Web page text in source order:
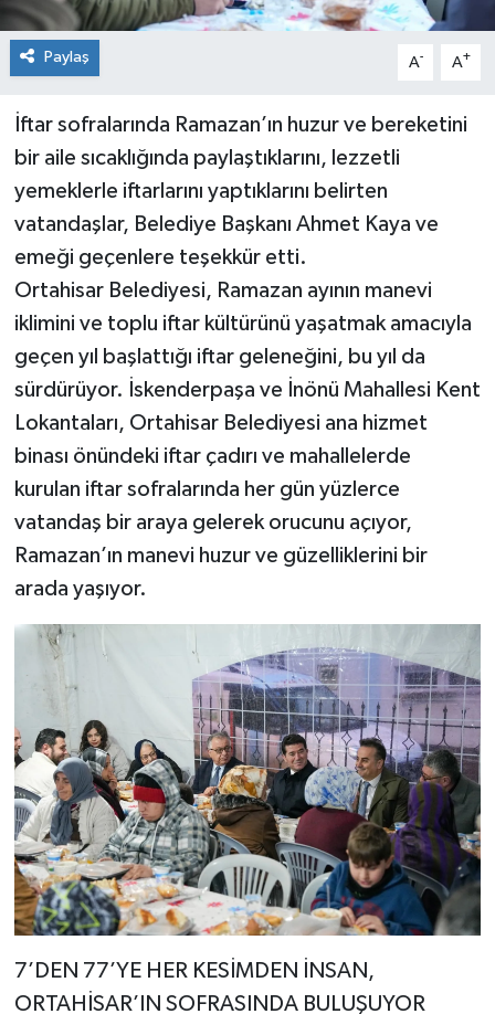
Paylaş A- A+
İftar sofralarında Ramazan’ın huzur ve bereketini
bir aile sıcaklığında paylaştıklarını, lezzetli
yemeklerle iftarlarını yaptıklarını belirten
vatandaşlar, Belediye Başkanı Ahmet Kaya ve
emeği geçenlere teşekkür etti.
Ortahisar Belediyesi, Ramazan ayının manevi
iklimini ve toplu iftar kültürünü yaşatmak amacıyla
geçen yıl başlattığı iftar geleneğini, bu yıl da
sürdürüyor. İskenderpaşa ve İnönü Mahallesi Kent
Lokantaları, Ortahisar Belediyesi ana hizmet
binası önündeki iftar çadırı ve mahallelerde
kurulan iftar sofralarında her gün yüzlerce
vatandaş bir araya gelerek orucunu açıyor,
Ramazan’ın manevi huzur ve güzelliklerini bir
arada yaşıyor.
7’DEN 77’YE HER KESİMDEN İNSAN,
ORTAHİSAR’IN SOFRASINDA BULUŞUYOR